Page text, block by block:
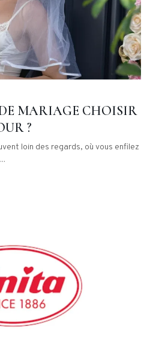
MARIAGE CHOISIR
?
loin des regards, où vous enfilez